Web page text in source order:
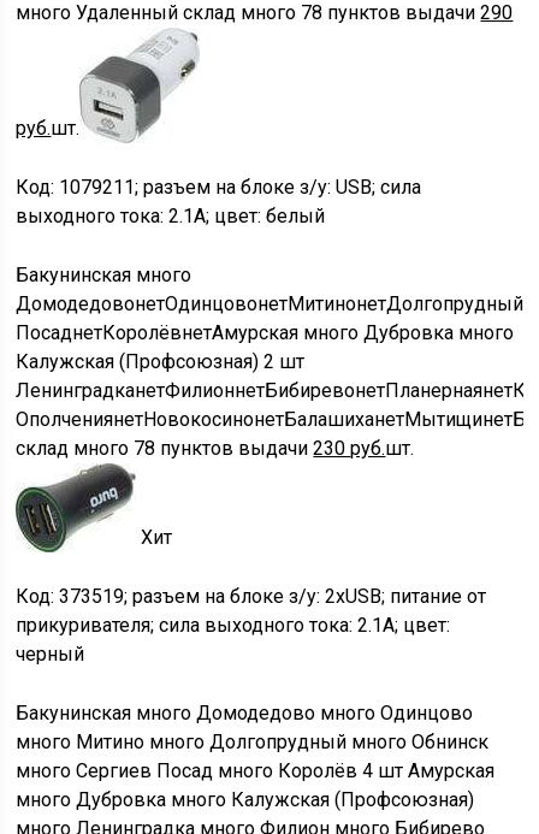
многоУдаленный склад много 78 пунктов выдачи290
руб.шт.
Код: 1079211; разъем на блоке з/у: USB; сила
выходного тока: 2.1A; цвет: белый
Бакунинская много
ДомодедовонетОдинцовонетМитинонетДолгопрудный
ПосаднетКоролёвнетАмурская многоДубровка много
Калужская (Профсоюзная) 2 шт
ЛенинградканетФилионнетБибиревонетПланернаянет
ОполчениянетНовокосинонетБалашиханетМытищинет
склад много 78 пунктов выдачи230руб.шт.
Хит
Код: 373519; разъем на блоке з/у: 2xUSB; питание от
прикуривателя; сила выходного тока: 2.1A; цвет:
черный
Бакунинская многоДомодедово многоОдинцово
много Митино многоДолгопрудный многоОбнинск
многоСергиев Посад много Королёв 4 штАмурская
многоДубровка много Калужская (Профсоюзная)
многоЛенинградка многоФилион много Бибирево